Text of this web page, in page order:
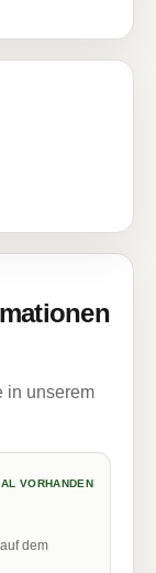
in unserem
VORHANDEN
dem